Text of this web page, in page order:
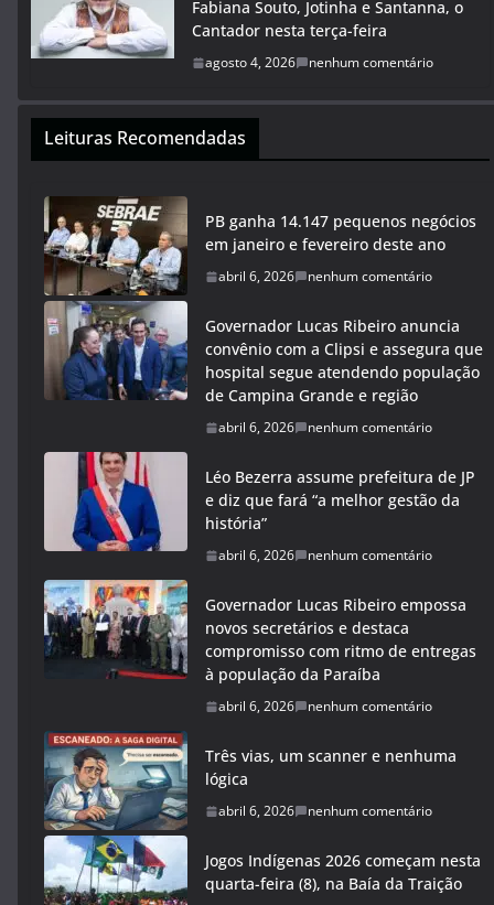
Fabiana Souto, Jotinha e Santanna, o
Cantador nesta terça-feira
agosto 4, 2026 nenhum comentário
Leituras Recomendadas
PB ganha 14.147 pequenos negócios
em janeiro e fevereiro deste ano
abril 6, 2026 nenhum comentário
Governador Lucas Ribeiro anuncia
convênio com a Clipsi e assegura que
hospital segue atendendo população
de Campina Grande e região
abril 6, 2026 nenhum comentário
Léo Bezerra assume prefeitura de JP
e diz que fará “a melhor gestão da
história”
abril 6, 2026 nenhum comentário
Governador Lucas Ribeiro empossa
novos secretários e destaca
compromisso com ritmo de entregas
à população da Paraíba
abril 6, 2026 nenhum comentário
Três vias, um scanner e nenhuma
lógica
abril 6, 2026 nenhum comentário
Jogos Indígenas 2026 começam nesta
quarta-feira (8), na Baía da Traição